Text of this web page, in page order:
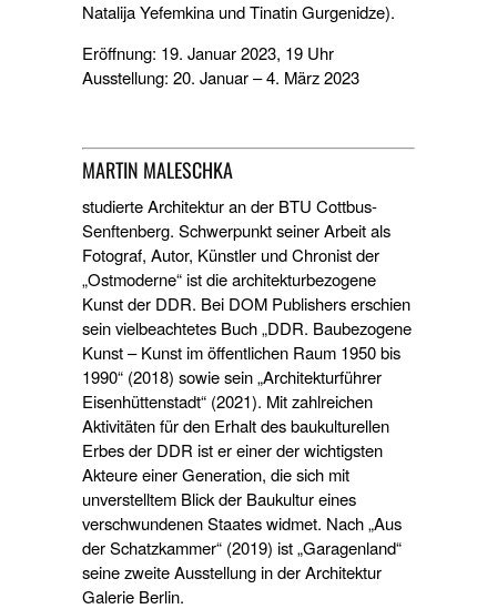
Natalija Yefemkina und Tinatin Gurgenidze).
Eröffnung: 19. Januar 2023, 19 Uhr
Ausstellung: 20. Januar – 4. März 2023
MARTIN MALESCHKA
studierte Architektur an der BTU Cottbus-
Senftenberg. Schwerpunkt seiner Arbeit als
Fotograf, Autor, Künstler und Chronist der
„Ostmoderne“ ist die architekturbezogene
Kunst der DDR. Bei DOM Publishers erschien
sein vielbeachtetes Buch „DDR. Baubezogene
Kunst – Kunst im öffentlichen Raum 1950 bis
1990“ (2018) sowie sein „Architekturführer
Eisenhüttenstadt“ (2021). Mit zahlreichen
Aktivitäten für den Erhalt des baukulturellen
Erbes der DDR ist er einer der wichtigsten
Akteure einer Generation, die sich mit
unverstelltem Blick der Baukultur eines
verschwundenen Staates widmet. Nach „Aus
der Schatzkammer“ (2019) ist „Garagenland“
seine zweite Ausstellung in der Architektur
Galerie Berlin.